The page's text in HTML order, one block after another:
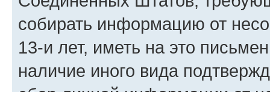
собирать информацию от
13-и лет, иметь на это
наличие иного вида